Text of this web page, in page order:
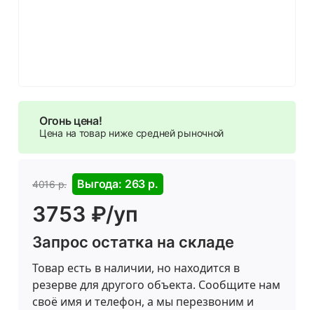
Огонь цена!
Цена на товар ниже средней рыночной
4016 р. Выгода: 263 р.
3753 ₽/уп
Запрос остатка на складе
Товар есть в наличии, но находится в
резерве для другого объекта. Сообщите нам
своё имя и телефон, а мы перезвоним и